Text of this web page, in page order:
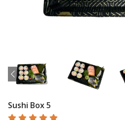
Sushi Box 5